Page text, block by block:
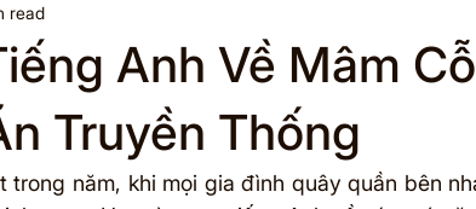
Kỹ Năng Mềm
Valentine Thiên tai
Anh Về Mâm
Truyền Thống
read
năm, khi mọi gia đình quây quần bên